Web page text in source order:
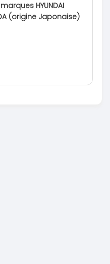
HYUNDAI
(origine Japonaise)